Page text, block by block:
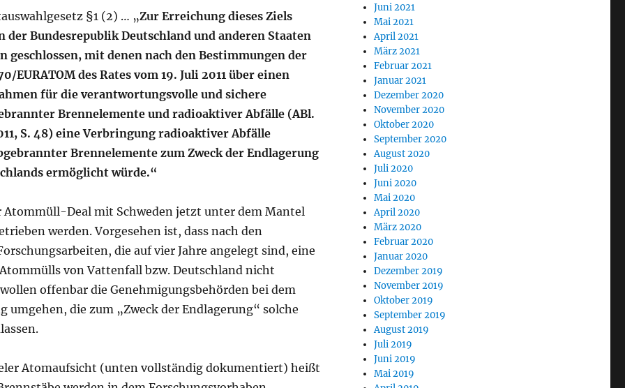
§1 (2) … „Zur Erreichung dieses Ziels
der Bundesrepublik Deutschland und anderen Staaten
geschlossen, mit denen nach den Bestimmungen der
EURATOM des Rates vom 19. Juli 2011 über einen
für die verantwortungsvolle und sichere
Brennelemente und radioaktiver Abfälle (ABl.
S. 48) eine Verbringung radioaktiver Abfälle
Brennelemente zum Zweck der Endlagerung
ermöglicht würde.“
Atommüll-Deal mit Schweden jetzt unter dem Mantel
werden. Vorgesehen ist, dass nach den
die auf vier Jahre angelegt sind, eine
von Vattenfall bzw. Deutschland nicht
offenbar die Genehmigungsbehörden bei dem
umgehen, die zum „Zweck der Endlagerung“ solche
Atomaufsicht (unten vollständig dokumentiert) heißt
Juni 2021
Mai 2021
April 2021
März 2021
Februar 2021
Januar 2021
Dezember 2020
November 2020
Oktober 2020
September 2020
August 2020
Juli 2020
Juni 2020
Mai 2020
April 2020
März 2020
Februar 2020
Januar 2020
Dezember 2019
November 2019
Oktober 2019
September 2019
August 2019
Juli 2019
Juni 2019
Mai 2019